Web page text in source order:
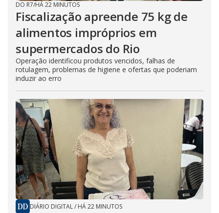
DO R7/HÁ 22 MINUTOS
Fiscalização apreende 75 kg de
alimentos impróprios em
supermercados do Rio
Operação identificou produtos vencidos, falhas de
rotulagem, problemas de higiene e ofertas que poderiam
induzir ao erro
DIÁRIO DIGITAL/ HÁ 22 MINUTOS